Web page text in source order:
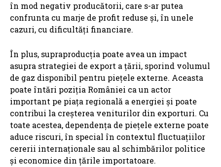
în mod negativ producătorii, care s-ar putea
confrunta cu marje de profit reduse și, în unele
cazuri, cu dificultăți financiare.
În plus, supraproducția poate avea un impact
asupra strategiei de export a țării, sporind volumul
de gaz disponibil pentru piețele externe. Aceasta
poate întări poziția României ca un actor
important pe piața regională a energiei și poate
contribui la creșterea veniturilor din exporturi. Cu
toate acestea, dependența de piețele externe poate
aduce riscuri, în special în contextul fluctuațiilor
cererii internaționale sau al schimbărilor politice
și economice din țările importatoare.